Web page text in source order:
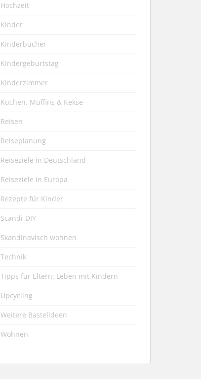
Hochzeit
Kinder
Kinderbücher
Kindergeburtstag
Kinderzimmer
Kuchen, Muffins & Kekse
Reisen
Reiseplanung
Reiseziele in Deutschland
Reiseziele in Europa
Rezepte für Kinder
Scandi-DIY
Skandinavisch wohnen
Technik
Tipps für Eltern: Leben mit Kindern
Upcycling
Weitere Bastelideen
Wohnen